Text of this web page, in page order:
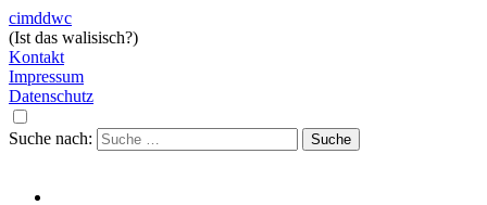
cimddwc
(Ist das walisisch?)
Kontakt
Impressum
Datenschutz
Suche nach: